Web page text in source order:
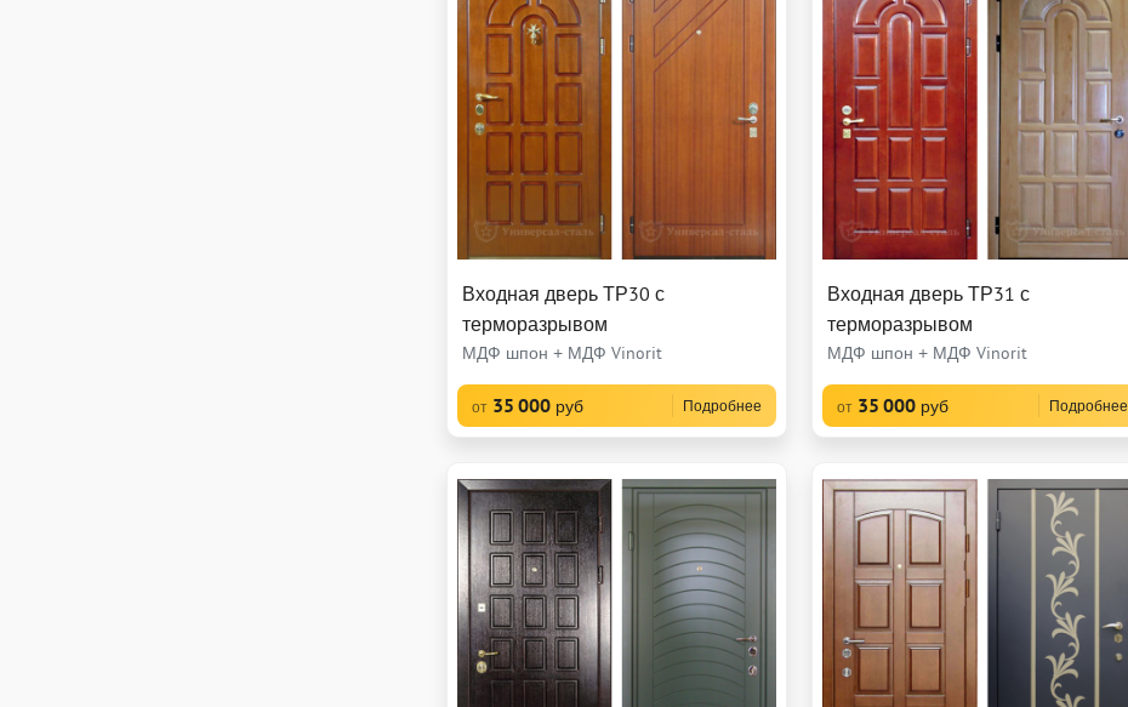
Входная дверь ТР30 с
терморазрывом
МДФ шпон + МДФ Vinorit
от 35 000 руб Подробнее
Входная дверь ТР31 с
терморазрывом
МДФ шпон + МДФ Vinorit
от 35 000 руб Подробнее